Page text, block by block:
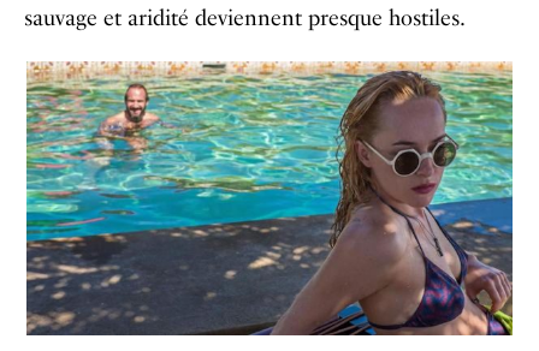
sauvage et aridité deviennent presque hostiles.